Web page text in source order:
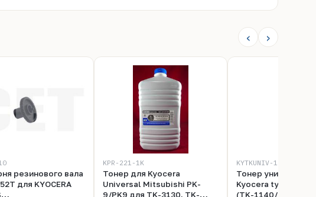
‹ ›
резинового вала
для KYOCERA
KPR-221-1K
Тонер для Kyocera
Universal Mitsubishi PK-
9/PK9 для TK-3130, TK-
KYTKUNIV-1KG
Тонер
Kyocera type FS-
(TK-1140/TK-